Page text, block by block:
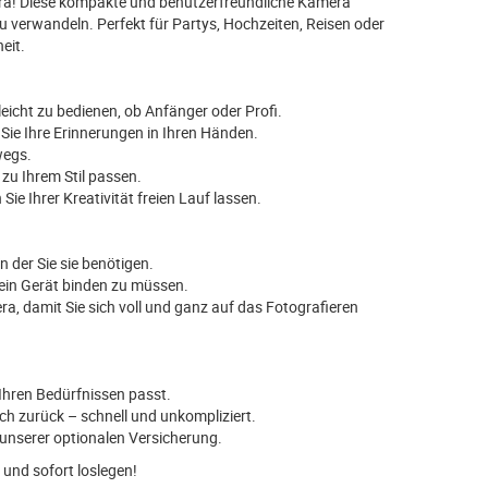
Perfekt für Partys, Hochzeiten, Reisen oder
zu bedienen, ob Anfänger oder Profi.
Ihre Erinnerungen in Ihren Händen.
Ihrem Stil passen.
Ihrer Kreativität freien Lauf lassen.
der Sie sie benötigen.
Gerät binden zu müssen.
damit Sie sich voll und ganz auf das Fotografieren
Bedürfnissen passt.
zurück – schnell und unkompliziert.
optionalen Versicherung.
sofort loslegen!